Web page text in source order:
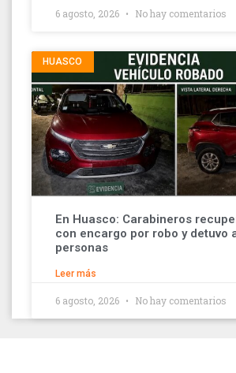
6 agosto, 2026 No hay comentarios
HUASCO
En Huasco: Carabineros
con encargo por robo y detuvo
personas
Leer más
6 agosto, 2026 No hay comentarios